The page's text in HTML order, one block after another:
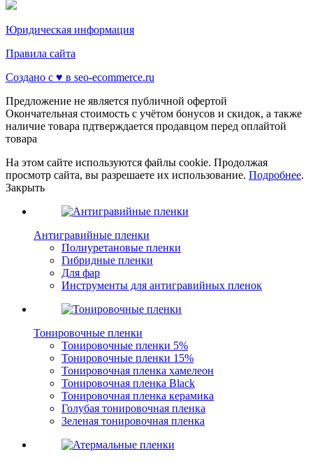
Юридическая информация
Правила сайта
Создано с ♥️ в seo-ecommerce.ru
Предложение не является публичной офертой
Окончательная стоимость с учётом бонусов и скидок, а также
наличие товара пдтверждается продавцом перед оплайтой
товара
На этом сайте используются файлы cookie. Продолжая
просмотр сайта, вы разрешаете их использование. Подробнее.
Закрыть
Антигравийные пленки
Полиуретановые пленки
Гибридные пленки
Для фар
Инструменты для антигравийных пленок
Тонировочные пленки
Тонировочные пленки 5%
Тонировочные пленки 15%
Тонировочная пленка хамелеон
Тонировочная пленка Black
Тонировочная пленка керамика
Голубая тонировочная пленка
Зеленая тонировочная пленка